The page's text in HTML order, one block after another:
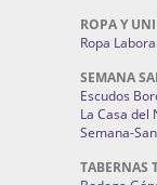
ROPA Y
Ropa
SEMANA
Escudos
La Casa del
Semana-
TABERNAS